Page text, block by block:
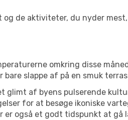
de aktiviteter, du nyder
omkring disse
slappe af på en smuk
af byens pulserende
for at besøge ikoniske
også et godt tidspunkt at gå